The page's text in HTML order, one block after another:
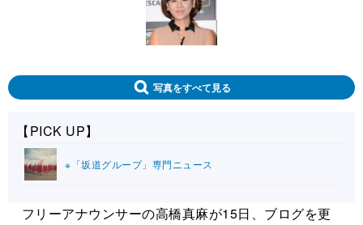
写真をすべて見る
【PICK UP】
※「坂道グループ」専門ニュース
フリーアナウンサーの高橋真麻が15日、ブログを更